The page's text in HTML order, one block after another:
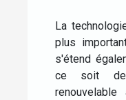
La
plus
s'étend
ce soit